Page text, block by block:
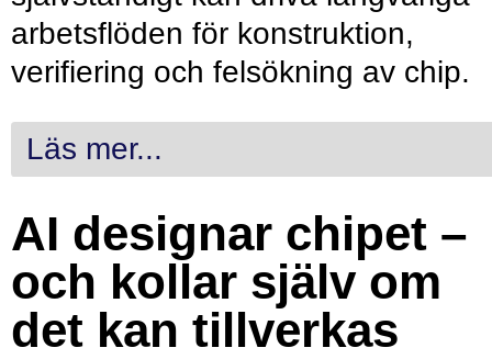
arbetsflöden för konstruktion,
verifiering och felsökning av chip.
Läs mer...
AI designar chipet –
och kollar själv om
det kan tillverkas